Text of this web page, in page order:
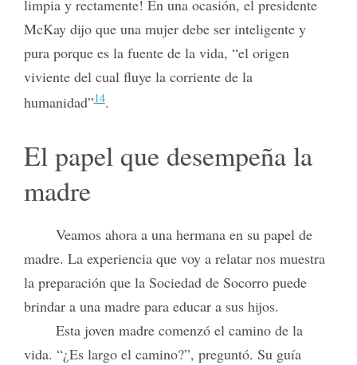
limpia y rectamente! En una ocasión, el presidente
McKay dijo que una mujer debe ser inteligente y
pura porque es la fuente de la vida, “el origen
viviente del cual fluye la corriente de la
humanidad”14.
El papel que desempeña la
madre
Veamos ahora a una hermana en su papel de
madre. La experiencia que voy a relatar nos muestra
la preparación que la Sociedad de Socorro puede
brindar a una madre para educar a sus hijos.
Esta joven madre comenzó el camino de la
vida. “¿Es largo el camino?”, preguntó. Su guía